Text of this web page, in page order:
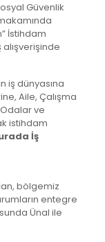
Güvenlik
İstihdam
alışverişinde
iş dünyasına
Aile, Çalışma
ve
istihdam
İş
bölgemiz
entegre
Ünal ile